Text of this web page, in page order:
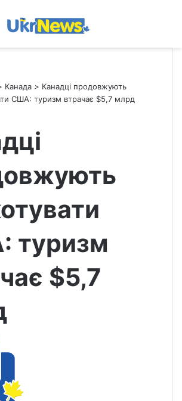
Канада > Канадці продовжують
США: туризм втрачає $5,7 млрд
туризм
$5,7